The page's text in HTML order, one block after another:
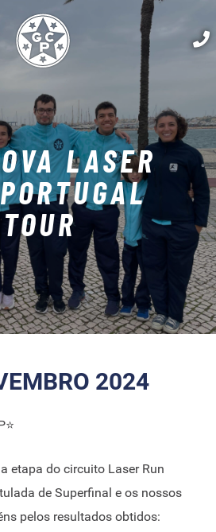
LASER
TOUR
2024
etapa do circuito Laser Run
de Superfinal e os nossos
pelos resultados obtidos: